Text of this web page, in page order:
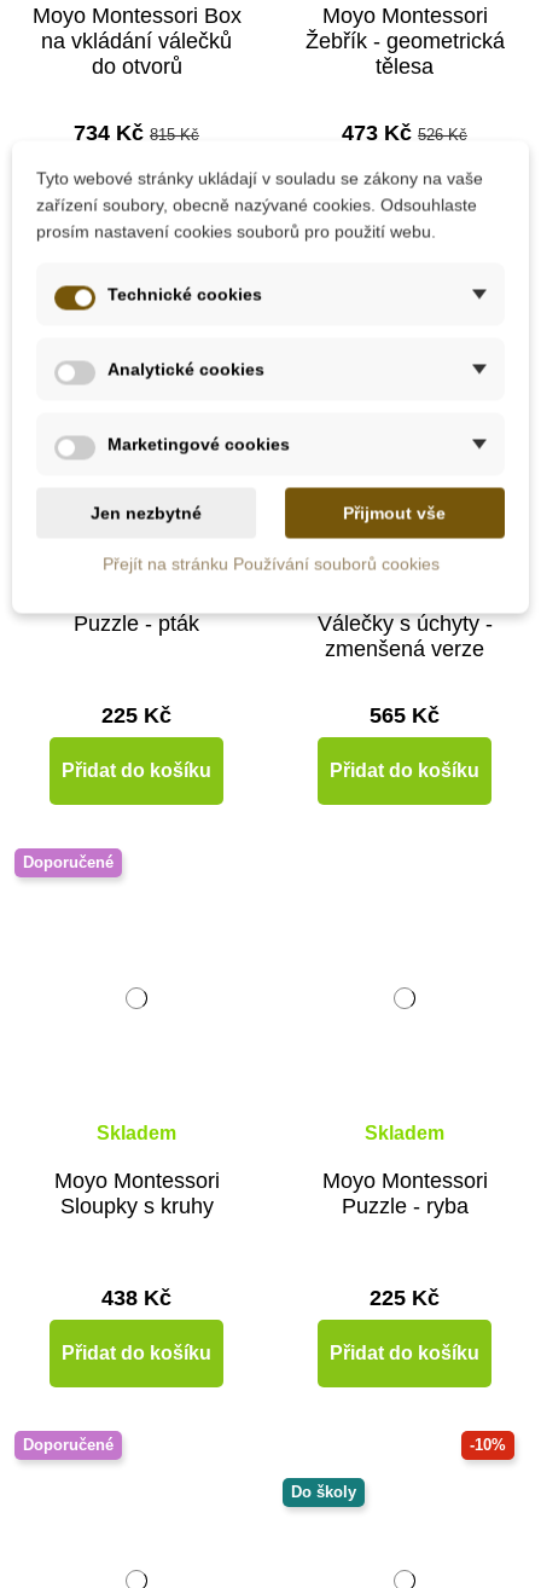
Moyo Montessori Box
na vkládání válečků
do otvorů
734 Kč 815 Kč
Přidat do košíku
Moyo Montessori
Žebřík - geometrická
tělesa
473 Kč 526 Kč
Přidat do košíku
Puzzle - pták
225 Kč
Přidat do košíku
Válečky s úchyty -
zmenšená verze
565 Kč
Přidat do košíku
Doporučené
Skladem
Moyo Montessori
Sloupky s kruhy
438 Kč
Přidat do košíku
Skladem
Moyo Montessori
Puzzle - ryba
225 Kč
Přidat do košíku
Doporučené -10%
Do školy
Tyto webové stránky ukládají v souladu se zákony na vaše
zařízení soubory, obecně nazývané cookies. Odsouhlaste
prosím nastavení cookies souborů pro použití webu.
Technické cookies
Analytické cookies
Marketingové cookies
Jen nezbytné Přijmout vše
Přejít na stránku Používání souborů cookies